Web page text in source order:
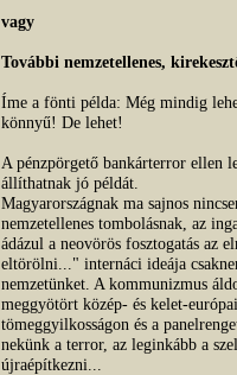
vagy
További nemzetellenes,
Íme a fönti példa: Még mindig
könnyű! De lehet!
A pénzpörgető bankárterror ellen
állíthatnak jó példát.
Magyarországnak ma sajnos
nemzetellenes tombolásnak, az
ádázul a neovörös fosztogatás az
eltörölni..." internáci ideája
nemzetünket. A kommunizmus
meggyötört közép- és kelet-
tömeggyilkosságon és a
nekünk a terror, az leginkább a
újraépítkezni...